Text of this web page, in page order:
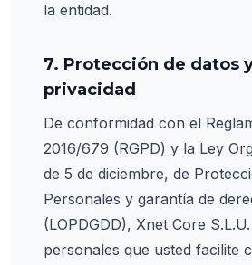
la entidad.
7. Protección de datos
privacidad
De conformidad con el
2016/679 (RGPD) y la Ley
de 5 de diciembre, de
Personales y garantía de
(LOPDGDD), Xnet Core
personales que usted facilite